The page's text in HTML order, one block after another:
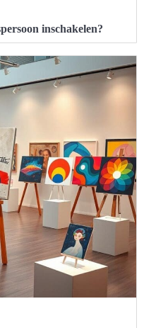
inschakelen?